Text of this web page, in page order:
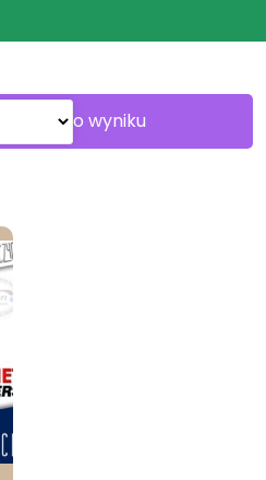
jednego wyniku